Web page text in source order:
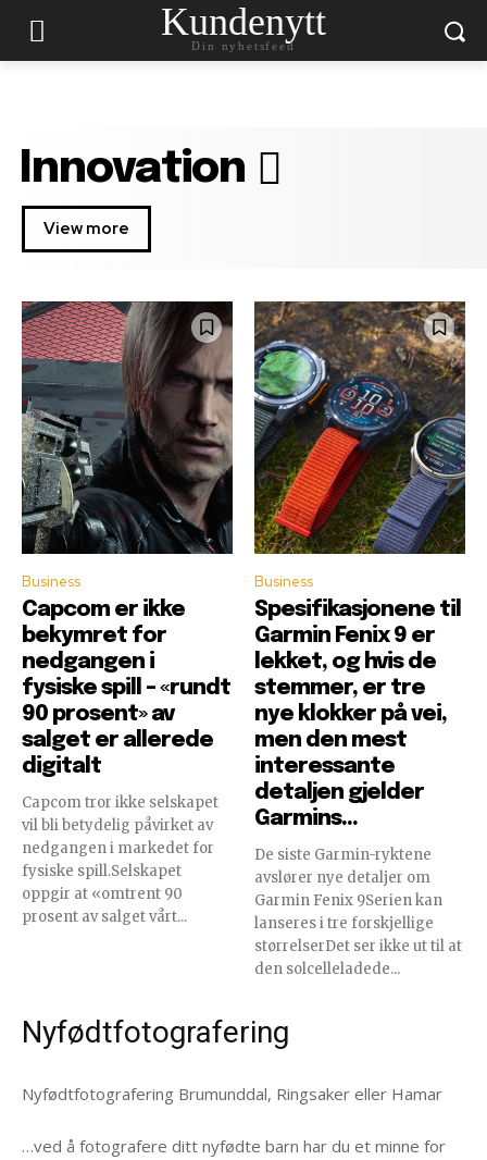
Kundenytt
Din nyhetsfeed
Innovation
View more
Business
Capcom er ikke
bekymret for
nedgangen i
fysiske spill – «rundt
90 prosent» av
salget er allerede
digitalt
Capcom tror ikke selskapet
vil bli betydelig påvirket av
nedgangen i markedet for
fysiske spill.Selskapet
oppgir at «omtrent 90
prosent av salget vårt...
Business
Spesifikasjonene til
Garmin Fenix ​​9 er
lekket, og hvis de
stemmer, er tre
nye klokker på vei,
men den mest
interessante
detaljen gjelder
Garmins...
De siste Garmin-ryktene
avslører nye detaljer om
Garmin Fenix ​​9Serien kan
lanseres i tre forskjellige
størrelserDet ser ikke ut til at
den solcelleladede...
Nyfødtfotografering
Nyfødtfotografering Brumunddal, Ringsaker eller Hamar
…ved å fotografere ditt nyfødte barn har du et minne for